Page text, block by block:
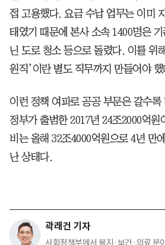
접 고용했다. 요금 수납 업무는 이미
태였기 때문에 본사 소속 1400명은
닌 도로 청소 등으로 돌렸다. 이를 위
원직’이란 별도 직무까지 만들어야 했
이런 정책 여파로 공공 부문은 갈수
정부가 출범한 2017년 24조2000억원
비는 올해 32조4000억원으로 4년 만
난 상태다.
곽래건 기자
사회정책부에서 복지·보건·의료 분